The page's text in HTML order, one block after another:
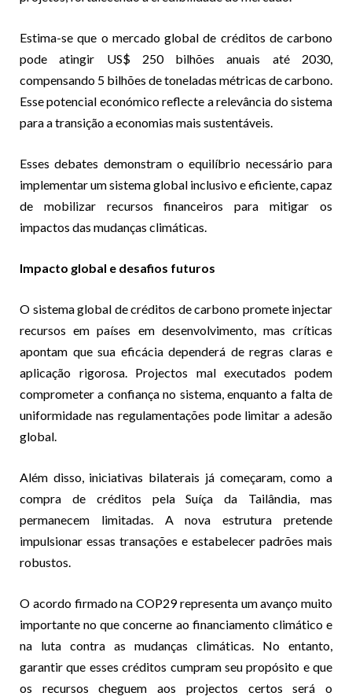
Estima-se que o mercado global de créditos de carbono
pode atingir US$ 250 bilhões anuais até 2030,
compensando 5 bilhões de toneladas métricas de carbono.
Esse potencial económico reflecte a relevância do sistema
para a transição a economias mais sustentáveis.
Esses debates demonstram o equilíbrio necessário para
implementar um sistema global inclusivo e eficiente, capaz
de mobilizar recursos financeiros para mitigar os
impactos das mudanças climáticas.
Impacto global e desafios futuros
O sistema global de créditos de carbono promete injectar
recursos em países em desenvolvimento, mas críticas
apontam que sua eficácia dependerá de regras claras e
aplicação rigorosa. Projectos mal executados podem
comprometer a confiança no sistema, enquanto a falta de
uniformidade nas regulamentações pode limitar a adesão
global.
Além disso, iniciativas bilaterais já começaram, como a
compra de créditos pela Suíça da Tailândia, mas
permanecem limitadas. A nova estrutura pretende
impulsionar essas transações e estabelecer padrões mais
robustos.
O acordo firmado na COP29 representa um avanço muito
importante no que concerne ao financiamento climático e
na luta contra as mudanças climáticas. No entanto,
garantir que esses créditos cumpram seu propósito e que
os recursos cheguem aos projectos certos será o